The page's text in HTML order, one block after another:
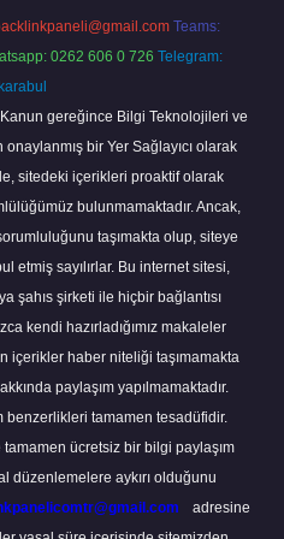
Teams:
0262 606 0 726 Telegram:
Kanun gereğince Bilgi Teknolojileri ve
onaylanmış bir Yer Sağlayıcı olarak
sitedeki içerikleri proaktif olarak
bulunmamaktadır. Ancak,
taşımakta olup, siteye
etmiş sayılırlar. Bu internet sitesi,
şahıs şirketi ile hiçbir bağlantısı
kendi hazırladığımız makaleler
içerikler haber niteliği taşımamakta
paylaşım yapılmamaktadır.
benzerlikleri tamamen tesadüfidir.
ücretsiz bir bilgi paylaşım
düzenlemelere aykırı olduğunu
adresine